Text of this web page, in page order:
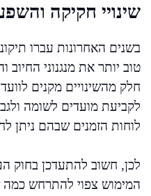
שינויי חקיקה
בשנים האחרונות עברו
טוב יותר את מנגנוני
חלק מהשינויים מקנים
לקביעת מועדים לשומה
לוחות הזמנים שבהם ניתן
לכן, חשוב להתעדכן בחוק
המימוש צפוי להתרחש כמה